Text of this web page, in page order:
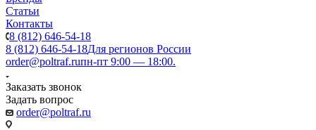
Статьи
Контакты
8 (812) 646-54-18
8 (812) 646-54-18Для регионов России
order@poltraf.ruпн-пт 9:00 — 18:00.
Заказать звонок
Задать вопрос
order@poltraf.ru